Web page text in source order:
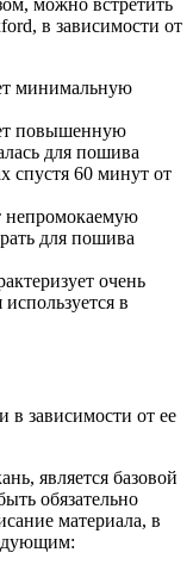
в зависимости от
минимальную
повышенную
для пошива
спустя 60 минут от
непромокаемую
для пошива
очень
в
в зависимости от ее
является базовой
обязательно
материала, в